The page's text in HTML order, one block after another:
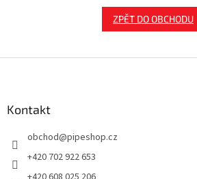
ZPĚT DO OBCHODU
Kontakt
obchod@pipeshop.cz
+420 702 922 653